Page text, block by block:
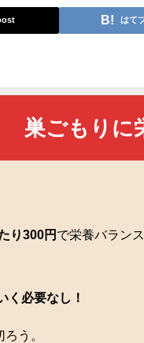
はて
巣ごもりに
り300円 で栄養バラン
く必要なし！
う。